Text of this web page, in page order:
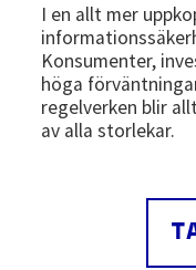
I en allt mer
Konsumenter,
höga
regelverken blir
av alla storlekar.